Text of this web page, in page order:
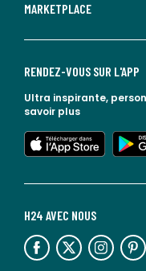
MARKETPLACE
H24 AVEC NOUS
lien vers l'espace réseaux sociaux lien vers l'espace réseaux sociaux lien vers l'espace réseaux sociaux lien vers l'espace réseaux
RENDEZ-VOUS SUR L'APP
Ultra inspirante,
savoir plus
lien vers l'app store
lien vers google play